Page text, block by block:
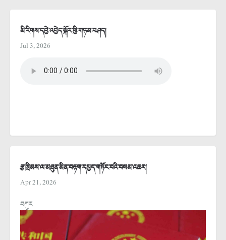
མི་རིགས་དབྱེ་འབྱེད་སྐོར་གྱི་གཏམ་བཤད།
Jul 3, 2026
རྩ་ཁྲིམས་ལ་མཐུན་མིན་བརྟག་དཔྱད་གཏོང་བའི་བསམ་འཆར།
Apr 21, 2026
བཀུར